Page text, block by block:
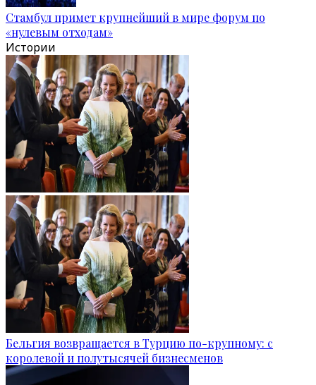
Стамбул примет крупнейший в мире форум по
«нулевым отходам»
Истории
Бельгия возвращается в Турцию по-крупному: с
королевой и полутысячей бизнесменов